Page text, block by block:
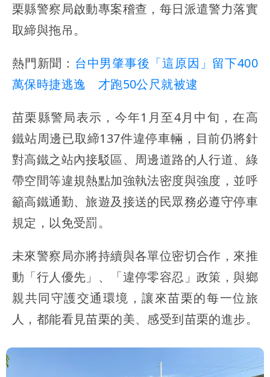
栗縣警察局啟動專案稽查，每日派遣警力落實
取締與拖吊。
熱門新聞： 台中男肇事後「這原因」留下400
萬保時捷逃逸 才跑50公尺就被逮
苗栗縣警局表示，今年1月至4月中旬，在高
鐵站周邊已取締137件違停車輛，目前仍將針
對高鐵之站內接駁區、周邊道路的人行道、綠
帶空間等違規熱點加強執法密度與強度，並呼
籲高鐵通勤、旅遊及接送的民眾務必遵守停車
規定，以免受罰。
未來警察局亦將持續與各單位密切合作，來推
動「行人優先」、「違停零容忍」政策，與鄉
親共同守護交通環境，讓來苗栗的每一位旅
人，都能看見苗栗的美、感受到苗栗的進步。